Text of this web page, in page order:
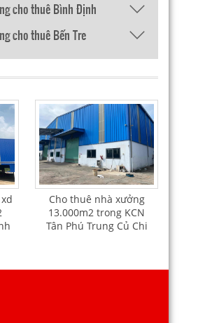
cho thuê Bình Định
cho thuê Bến Tre
Cho thuê nhà xưởng
13.000m2 trong KCN
Tân Phú Trung Củ Chi